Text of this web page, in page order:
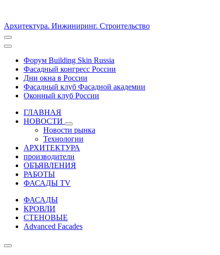
Архитектура. Инжиниринг. Строительство
Форум Building Skin Russia
Фасадный конгресс России
Дни окна в России
Фасадный клуб Фасадной академии
Оконный клуб России
ГЛАВНАЯ
НОВОСТИ
Новости рынка
Технологии
АРХИТЕКТУРА
производители
ОБЪЯВЛЕНИЯ
РАБОТЫ
ФАСАДЫ TV
ФАСАДЫ
КРОВЛИ
СТЕНОВЫЕ
Advanced Facades